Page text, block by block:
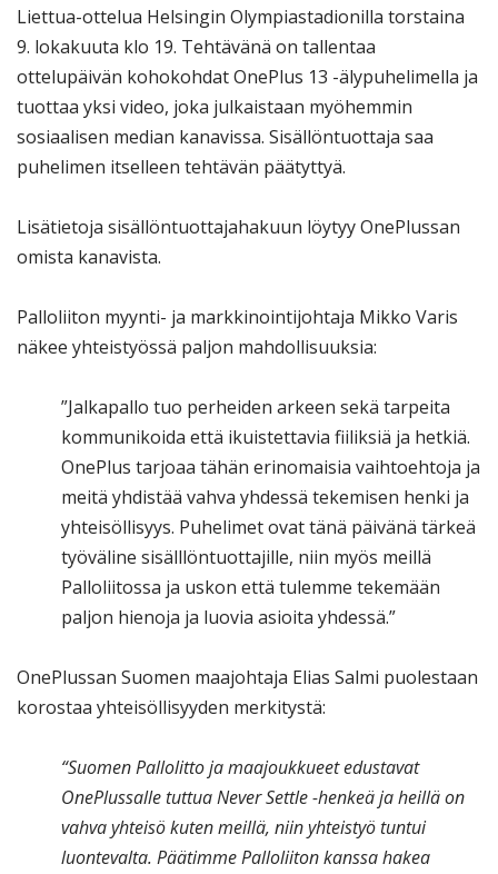
Liettua-ottelua Helsingin Olympiastadionilla torstaina
9. lokakuuta klo 19. Tehtävänä on tallentaa
ottelupäivän kohokohdat OnePlus 13 -älypuhelimella ja
tuottaa yksi video, joka julkaistaan myöhemmin
sosiaalisen median kanavissa. Sisällöntuottaja saa
puhelimen itselleen tehtävän päätyttyä.
Lisätietoja sisällöntuottajahakuun löytyy OnePlussan
omista kanavista.
Palloliiton myynti- ja markkinointijohtaja Mikko Varis
näkee yhteistyössä paljon mahdollisuuksia:
”Jalkapallo tuo perheiden arkeen sekä tarpeita
kommunikoida että ikuistettavia fiiliksiä ja hetkiä.
OnePlus tarjoaa tähän erinomaisia vaihtoehtoja ja
meitä yhdistää vahva yhdessä tekemisen henki ja
yhteisöllisyys. Puhelimet ovat tänä päivänä tärkeä
työväline sisälllöntuottajille, niin myös meillä
Palloliitossa ja uskon että tulemme tekemään
paljon hienoja ja luovia asioita yhdessä.”
OnePlussan Suomen maajohtaja Elias Salmi puolestaan
korostaa yhteisöllisyyden merkitystä:
“Suomen Pallolitto ja maajoukkueet edustavat
OnePlussalle tuttua Never Settle -henkeä ja heillä on
vahva yhteisö kuten meillä, niin yhteistyö tuntui
luontevalta. Päätimme Palloliiton kanssa hakea